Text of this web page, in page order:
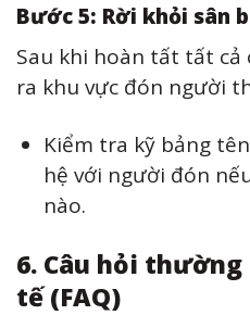
Bước 5: Rời khỏi sân
Sau khi hoàn tất tất cả
ra khu vực đón người
Kiểm tra kỹ bảng
hệ với người đón
nào.
6. Câu hỏi
tế (FAQ)